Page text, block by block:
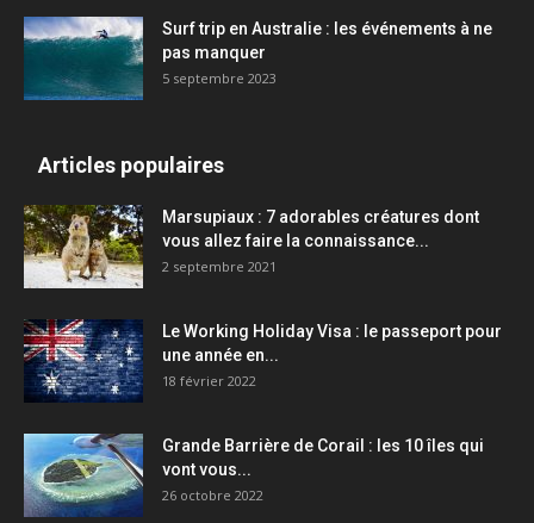
Surf trip en Australie : les événements à ne
pas manquer
5 septembre 2023
Articles populaires
Marsupiaux : 7 adorables créatures dont
vous allez faire la connaissance...
2 septembre 2021
Le Working Holiday Visa : le passeport pour
une année en...
18 février 2022
Grande Barrière de Corail : les 10 îles qui
vont vous...
26 octobre 2022